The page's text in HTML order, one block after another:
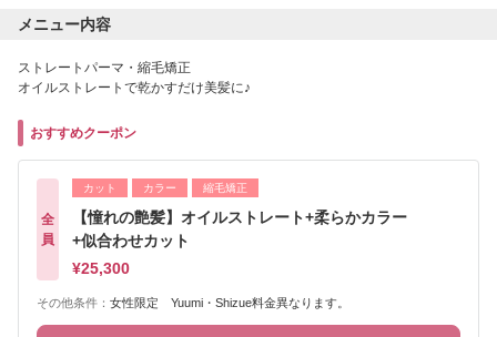
メニュー内容
ストレートパーマ・縮毛矯正
オイルストレートで乾かすだけ美髪に♪
おすすめクーポン
全
員
カット カラー 縮毛矯正
【憧れの艶髪】オイルストレート+柔らかカラー
+似合わせカット
¥25,300
その他条件： 女性限定 Yuumi・Shizue料金異なります。